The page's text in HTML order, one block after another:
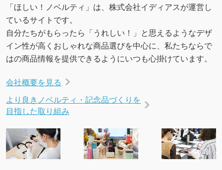
URLをご指定いただければ、QRコードを生成
いたします。配置のご相談にも応じています。
→詳しく見る
「ほしい！ノベルティ」は、株式会社イディアスが運営し
ているサイトです。
自分たちがもらったら「うれしい！」と思えるようなデザ
イン性が高くおしゃれな商品選びを中心に、私たちならで
はの商品情報を提供できるようにいつも心掛けています。
会社概要を見る
より良きノベルティ・記念品づくりを
目指した取り組み